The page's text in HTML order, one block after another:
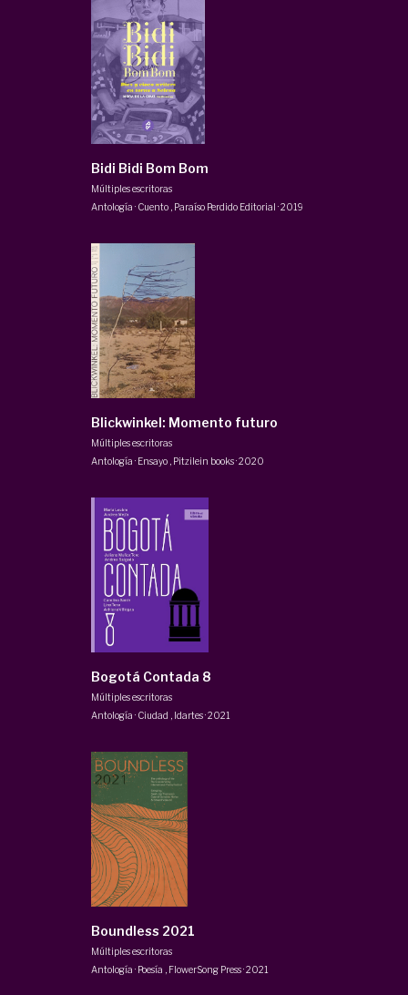
Bidi Bidi Bom Bom
Múltiples escritoras
Antología · Cuento, Paraíso Perdido Editorial ·2019
Blickwinkel: Momento futuro
Múltiples escritoras
Antología · Ensayo, Pitzilein books·2020
Bogotá Contada 8
Múltiples escritoras
Antología · Ciudad
Idartes·2021
Boundless 2021
Múltiples escritoras
Antología · Poesía
FlowerSong Press·2021